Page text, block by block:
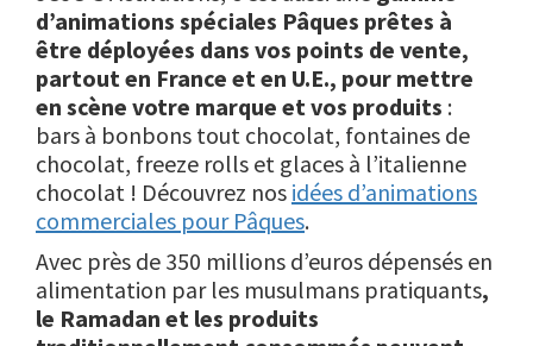
d’animations spéciales Pâques prêtes à
être déployées dans vos points de vente,
partout en France et en U.E., pour mettre
en scène votre marque et vos produits :
bars à bonbons tout chocolat, fontaines de
chocolat, freeze rolls et glaces à l’italienne
chocolat ! Découvrez nos idées d’animations
commerciales pour Pâques.
Avec près de 350 millions d’euros dépensés en
alimentation par les musulmans pratiquants,
le Ramadan et les produits